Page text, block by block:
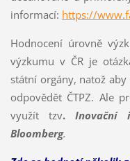
informací: https://
Hodnocení úrovně
výzkumu v ČR je
státní orgány, natož
odpovědět ČTPZ. Ale
využít tzv.Inovační
Bloomberg.